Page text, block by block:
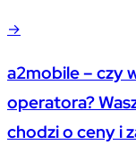
polskim rynku. Jaka
w jej ofercie i czy
→
a2mobile – czy
operatora?
chodzi o ceny i